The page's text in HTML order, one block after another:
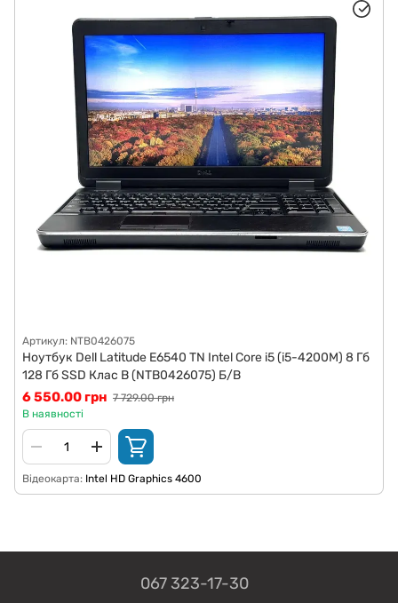
Артикул: NTB0426075
Ноутбук Dell Latitude E6540 TN Intel Core i5 (i5-4200M) 8 Гб
128 Гб SSD Клас B (NTB0426075) Б/В
6 550.00 грн 7 729.00 грн
В наявності
Відеокарта Intel HD Graphics 4600
067 323-17-30